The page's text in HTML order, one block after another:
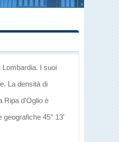
Lombardia. I suoi
La densità di
Ripa d'Oglio è
geografiche 45° 13'